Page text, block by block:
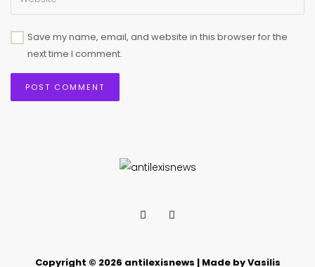
Save my name, email, and website in this browser for the
next time I comment.
Copyright © 2026 antilexisnews | Made by Vasilis